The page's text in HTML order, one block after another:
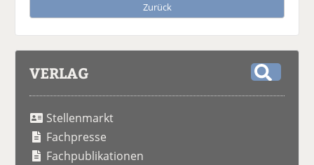
Zurück
VERLAG
Stellenmarkt
Fachpresse
Fachpublikationen